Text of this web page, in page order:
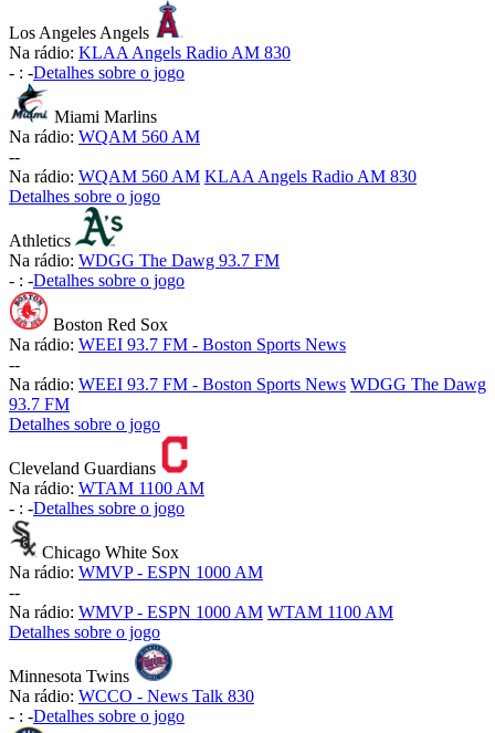
Los Angeles Angels
Na rádio: KLAA Angels Radio AM 830
- : -Detalhes sobre o jogo
Miami Marlins
Na rádio: WQAM 560 AM
--
Na rádio: WQAM 560 AM KLAA Angels Radio AM 830
Detalhes sobre o jogo
Athletics
Na rádio: WDGG The Dawg 93.7 FM
- : -Detalhes sobre o jogo
Boston Red Sox
Na rádio: WEEI 93.7 FM - Boston Sports News
--
Na rádio: WEEI 93.7 FM - Boston Sports News WDGG The Dawg
93.7 FM
Detalhes sobre o jogo
Cleveland Guardians
Na rádio: WTAM 1100 AM
- : -Detalhes sobre o jogo
Chicago White Sox
Na rádio: WMVP - ESPN 1000 AM
--
Na rádio: WMVP - ESPN 1000 AM WTAM 1100 AM
Detalhes sobre o jogo
Minnesota Twins
Na rádio: WCCO - News Talk 830
- : -Detalhes sobre o jogo